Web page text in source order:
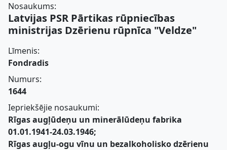
Nosaukums:
Latvijas PSR Pārtikas rūpniecības
ministrijas Dzērienu rūpnīca "Veldze"
Līmenis:
Fondradis
Numurs:
1644
Iepriekšējie nosaukumi:
Rīgas augļūdeņu un minerālūdeņu fabrika
01.01.1941-24.03.1946;
Rīgas augļu-ogu vīnu un bezalkoholisko dzērienu